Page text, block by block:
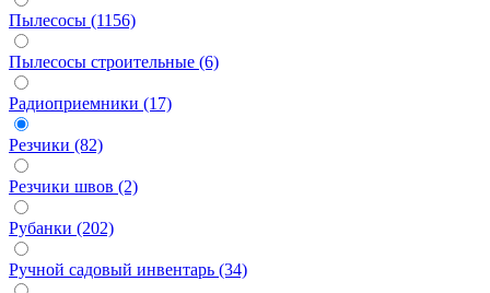
Пылесосы (1156)
Пылесосы строительные (6)
Радиоприемники (17)
Резчики (82)
Резчики швов (2)
Рубанки (202)
Ручной садовый инвентарь (34)